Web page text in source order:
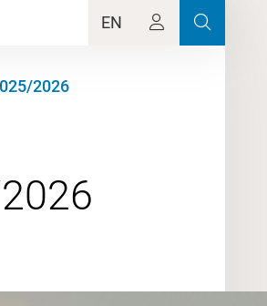
EN
2026